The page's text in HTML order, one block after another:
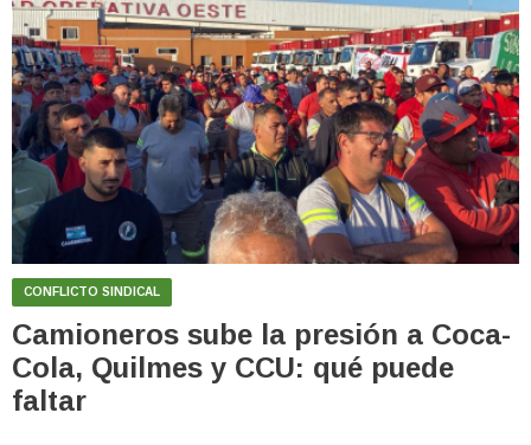
CONFLICTO SINDICAL
Camioneros sube la presión a Coca-
Cola, Quilmes y CCU: qué puede
faltar